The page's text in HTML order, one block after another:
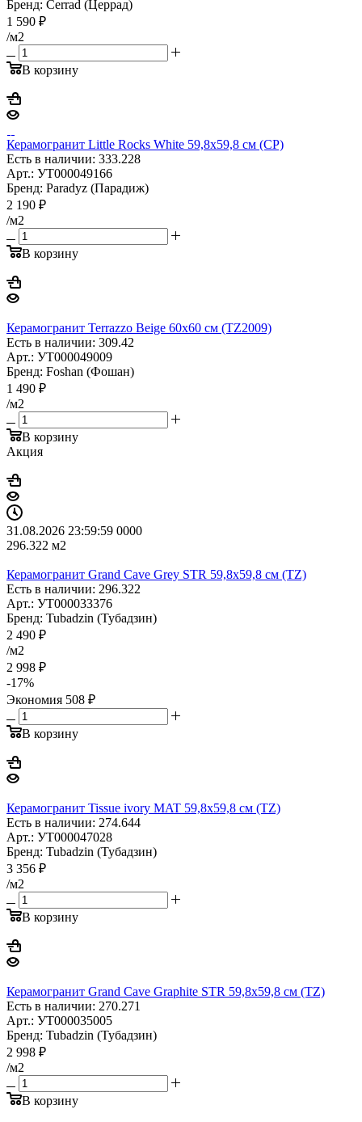
Бренд: Cerrad (Церрад)
1 590 ₽
/м2
В корзину
Керамогранит Little Rocks White 59,8x59,8 см (CP)
Есть в наличии: 333.228
Арт.: УТ000049166
Бренд: Paradyz (Парадиж)
2 190 ₽
/м2
В корзину
Керамогранит Terrazzo Beige 60x60 см (TZ2009)
Есть в наличии: 309.42
Арт.: УТ000049009
Бренд: Foshan (Фошан)
1 490 ₽
/м2
В корзину
Акция
31.08.2026 23:59:59 0000
296.322 м2
Керамогранит Grand Cave Grey STR 59,8x59,8 см (TZ)
Есть в наличии: 296.322
Арт.: УТ000033376
Бренд: Tubadzin (Тубадзин)
2 490 ₽
/м2
2 998 ₽
-17%
Экономия 508 ₽
В корзину
Керамогранит Tissue ivory MAT 59,8x59,8 см (TZ)
Есть в наличии: 274.644
Арт.: УТ000047028
Бренд: Tubadzin (Тубадзин)
3 356 ₽
/м2
В корзину
Керамогранит Grand Cave Graphite STR 59,8x59,8 см (TZ)
Есть в наличии: 270.271
Арт.: УТ000035005
Бренд: Tubadzin (Тубадзин)
2 998 ₽
/м2
В корзину